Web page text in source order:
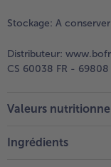
Stockage: A
Distributeur:
CS 60038 FR - 69808
Valeurs
Ingrédients